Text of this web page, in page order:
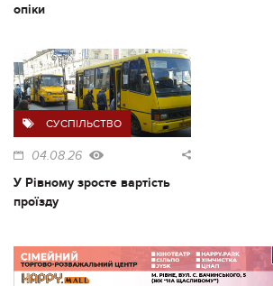
опіки
СУСПІЛЬСТВО
04.08.26
У Рівному зросте вартість
проїзду